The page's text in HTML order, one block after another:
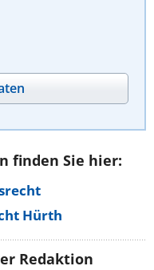
finden Sie hier:
Hürth
Redaktion